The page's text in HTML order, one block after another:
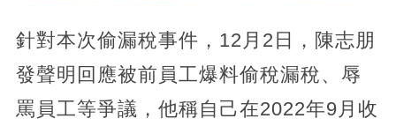
針對本次偷漏稅事件，12月2日，陳志朋
發聲明回應被前員工爆料偷稅漏稅、辱
罵員工等爭議，他稱自己在2022年9月收